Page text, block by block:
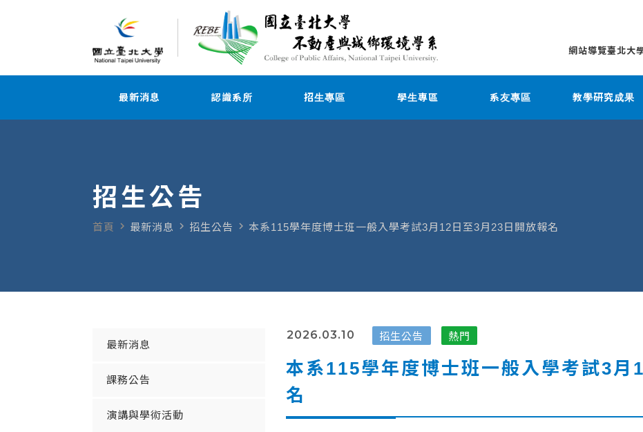
網站導覽臺北大
最新消息 認識系所 招生專區 學生專區 系友專區 教學研究成果
招生公告
首頁 navigate_next 最新消息 navigate_next 招生公告 navigate_next 本系115學年度博士班一般入學考試3月12日至3月23日開放報名
最新消息
課務公告
演講與學術活動
2026.03.10 招生公告 熱門
本系115學年度博士班一般入學考試3月
名